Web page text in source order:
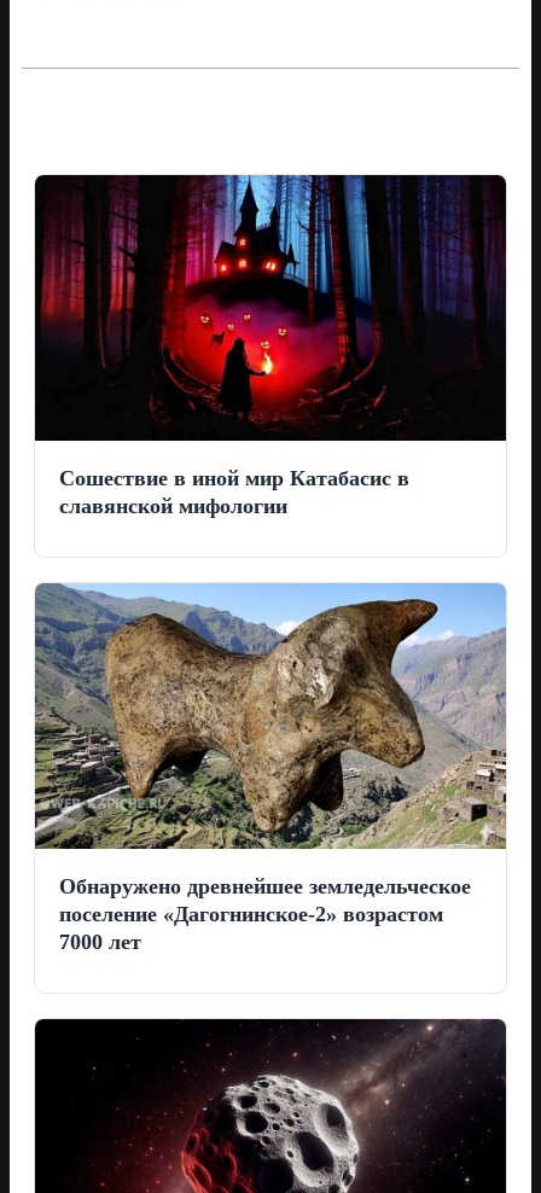
Сошествие в иной мир Катабасис в
славянской мифологии
Обнаружено древнейшее земледельческое
поселение «Дагогнинское-2» возрастом
7000 лет